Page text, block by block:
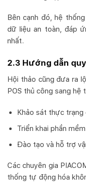
Bên cạnh đó, hệ
dữ liệu an toàn, đáp
nhất.
2.3 Hướng dẫn
Hội thảo cũng đưa ra
POS thủ công sang
Khảo sát thực trạng
Triển khai phần
Đào tạo và hỗ trợ
Các chuyên gia
thống tự động hóa